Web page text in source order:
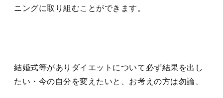
ニングに取り組むことができます。
結婚式等がありダイエットについて必ず結果を出し
たい・今の自分を変えたいと、お考えの方は勿論、